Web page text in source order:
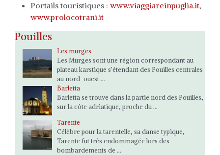
Portails touristiques : www.viaggiareinpuglia.it,
www.prolocotrani.it
Pouilles
Les murges
Les Murges sont une région correspondant au
plateau karstique s’étendant des Pouilles centrales
au nord-ouest ...
Barletta
Barletta se trouve dans la partie nord des Pouilles,
sur la côte adriatique, proche du ...
Tarente
Célèbre pour la tarentelle, sa danse typique,
Tarente fut très endommagée lors des
bombardements de ...